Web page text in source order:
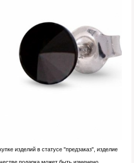
изделий в статусе "предзаказ", изделие